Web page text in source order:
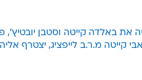
את באלדה קייטה וסטבן
קייטה מ.ר.ב לייפציג, יצטרף